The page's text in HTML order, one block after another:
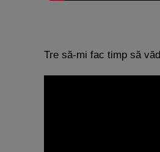
Tre să-mi fac timp să văd